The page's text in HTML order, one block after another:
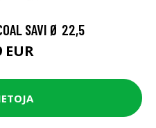
SAVI Ø 22,5
EUR